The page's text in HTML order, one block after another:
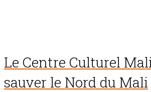
Le Centre Culturel
sauver le Nord du Mali